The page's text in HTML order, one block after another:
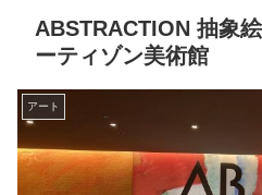
ABSTRACTION 抽象
ーティゾン美術館
アート